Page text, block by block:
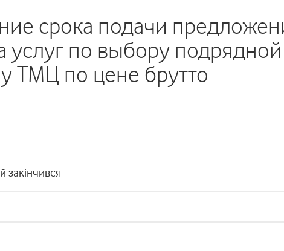
срока подачи
услуг по выбору подрядной
ТМЦ по цене брутто
закінчився